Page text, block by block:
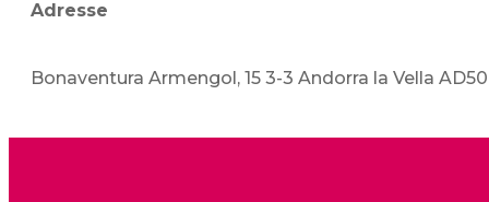
Adresse
Bonaventura Armengol, 15 3-3 Andorra la Vella